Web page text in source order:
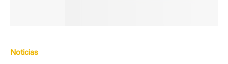
Noticias